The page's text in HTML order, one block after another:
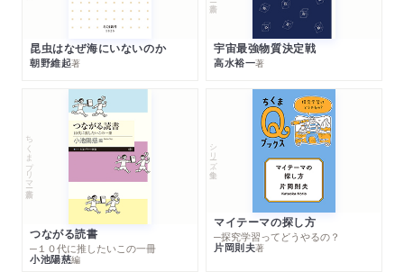
昆虫はなぜ海にいないのか
朝野維起著
宇宙最強物質決定戦
高水裕一著
ちくまプリマー新書
つながる読書
─１０代に推したいこの一冊
小池陽慈編
シリーズ・全集
マイテーマの探し方
─探究学習ってどうやるの？
片岡則夫著